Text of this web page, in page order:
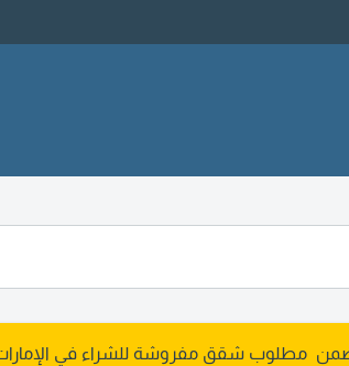
مطلوب شقق مفروشة للشراء في